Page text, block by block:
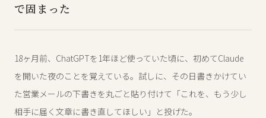
で固まった
18ヶ月前、ChatGPTを1年ほど使っていた頃に、初めてClaude
を開いた夜のことを覚えている。試しに、その日書きかけてい
た営業メールの下書きを丸ごと貼り付けて「これを、もう少し
相手に届く文章に書き直してほしい」と投げた。